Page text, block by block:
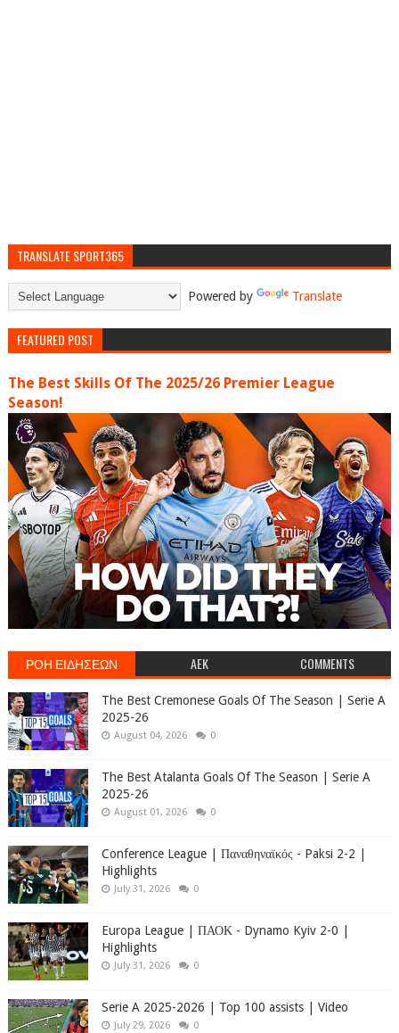
TRANSLATE SPORT365
Powered by Translate
FEATURED POST
The Best Skills Of The 2025/26 Premier League
Season!
ΡΟΗ ΕΙΔΗΣΕΩΝ AEK COMMENTS
The Best Cremonese Goals Of The Season | Serie A
2025-26
August 04, 2026 0
The Best Atalanta Goals Of The Season | Serie A
2025-26
August 01, 2026 0
Conference League | Παναθηναϊκός - Paksi 2-2 |
Highlights
July 31, 2026 0
Europa League | ΠΑΟΚ - Dynamo Kyiv 2-0 |
Highlights
July 31, 2026 0
Serie A 2025-2026 | Top 100 assists | Video
July 29, 2026 0